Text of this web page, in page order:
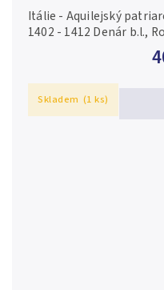
Itálie - Aquilejský
1402 - 1412 Denár b.l.,
hledící vlevo, opis.
Skladem (1 ks)